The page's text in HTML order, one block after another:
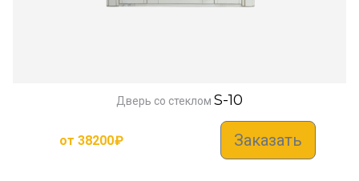
Дверь со стеклом S-10
от 38200₽ Заказать